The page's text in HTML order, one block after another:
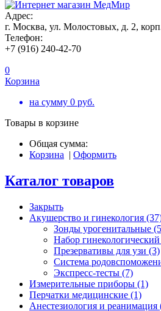
Адрес:
г. Москва, ул. Молостовых, д. 2,
Телефон:
+7 (916) 240-42-70
0
Корзина
на сумму 0 руб.
Товары в корзине
Общая сумма:
Корзина | Оформить
Каталог товаров
Закрыть
Акушерство и гинекология
Зонды урогенитальные
Набор
Презервативы для узи (3)
Система
Экспресс-тесты (7)
Измерительные приборы (1)
Перчатки медицинские (1)
Анестезиология и реанимация